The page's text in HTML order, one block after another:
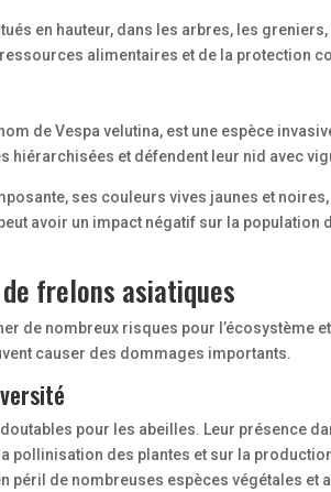
en hauteur, dans les arbres, les
alimentaires et de la protection
de Vespa velutina, est une espèce
hiérarchisées et défendent leur nid avec
ses couleurs vives jaunes et
avoir un impact négatif sur la
frelons asiatiques
de nombreux risques pour l’écosystème
causer des dommages importants.
pour les abeilles. Leur présence
pollinisation des plantes et sur la
péril de nombreuses espèces végétales et